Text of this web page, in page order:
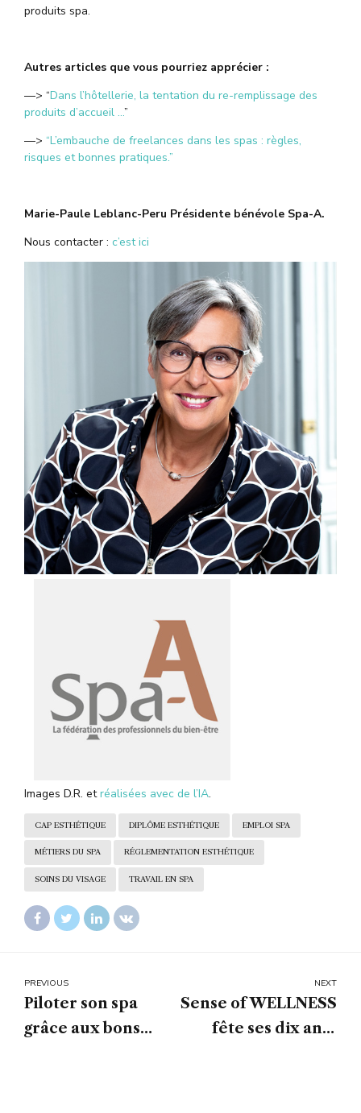
produits spa.
Autres articles que vous pourriez apprécier :
—> “Dans l’hôtellerie, la tentation du re-remplissage des
produits d’accueil …”
—> “L’embauche de freelances dans les spas : règles,
risques et bonnes pratiques.”
Marie-Paule Leblanc-Peru Présidente bénévole Spa-A.
Nous contacter : c’est ici
Images D.R. etréalisées avec de l’IA.
CAP ESTHÉTIQUE DIPLÔME ESTHÉTIQUE EMPLOI SPA
MÉTIERS DU SPA RÉGLEMENTATION ESTHÉTIQUE
SOINS DU VISAGE TRAVAIL EN SPA
PREVIOUS
Piloter son spa
grâce aux bons
NEXT
Sense of WELLNESS
fête ses dix ans :